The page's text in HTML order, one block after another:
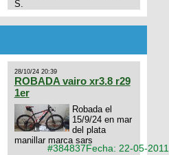
#384837Fecha: 22-05-2011
S.
28/10/24 20:39
ROBADA vairo xr3.8 r29
1er
Robada el
15/9/24 en mar
del plata
manillar marca sars